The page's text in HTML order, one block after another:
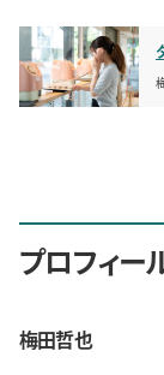
プロフィー
梅田哲也